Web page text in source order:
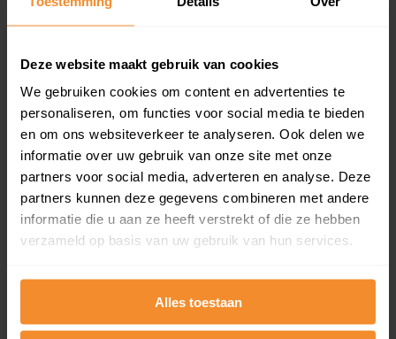
Deze website maakt gebruik van cookies
We gebruiken cookies om content en advertenties te
personaliseren, om functies voor social media te bieden
en om ons websiteverkeer te analyseren. Ook delen we
informatie over uw gebruik van onze site met onze
partners voor social media, adverteren en analyse. Deze
partners kunnen deze gegevens combineren met andere
informatie die u aan ze heeft verstrekt of die ze hebben
verzameld op basis van uw gebruik van hun services.
Alles toestaan
Bekijk product
Direct leverbaar
Een uitgebreid overzicht van het perceel en